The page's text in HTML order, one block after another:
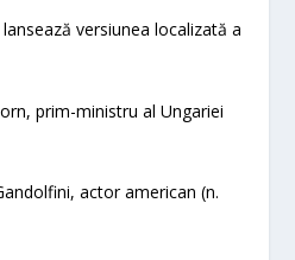
versiunea localizată a
prim-ministru al Ungariei
actor american (n.